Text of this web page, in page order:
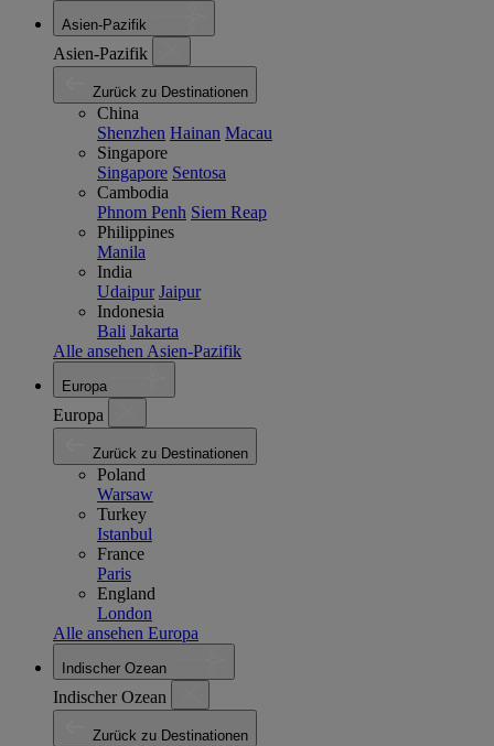
Asien-Pazifik
Asien-Pazifik
Zurück zu Destinationen
China
Shenzhen Hainan Macau
Singapore
Singapore Sentosa
Cambodia
Phnom Penh Siem Reap
Philippines
Manila
India
Udaipur Jaipur
Indonesia
Bali Jakarta
Alle ansehen Asien-Pazifik
Europa
Europa
Zurück zu Destinationen
Poland
Warsaw
Turkey
Istanbul
France
Paris
England
London
Alle ansehen Europa
Indischer Ozean
Indischer Ozean
Zurück zu Destinationen